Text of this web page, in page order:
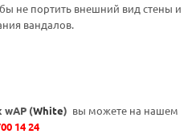
не портить внешний вид стены и
вандалов.
(White) вы можете на нашем
14 24